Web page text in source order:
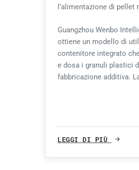
l’alimentazione di pellet
Guangzhou Wenbo
ottiene un modello di
contenitore integrato
e dosa i granuli plastici
fabbricazione additiva.
LEGGI DI PIÙ